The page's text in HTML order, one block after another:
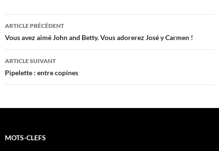
Navigation
des
articles
ARTICLE PRÉCÉDENT
Vous avez aimé John and Betty. Vous adorerez José y Carmen !
ARTICLE SUIVANT
Pipelette : entre copines
MOTS-CLEFS